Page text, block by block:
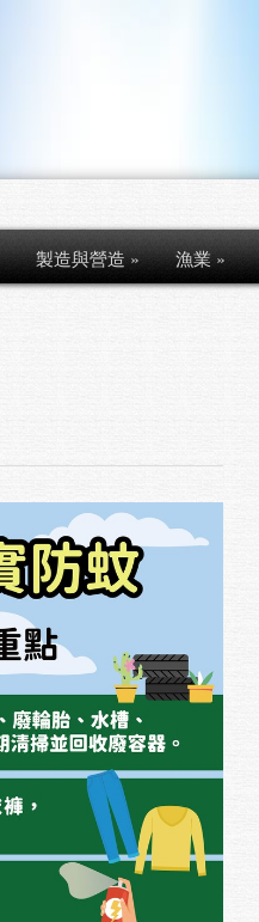
製造與營造» 漁業»